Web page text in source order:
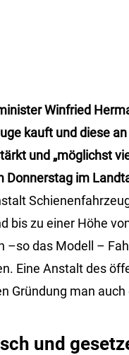
Winfried
kauft und diese
und „möglichst
Donnerstag im
bis zu einer Höhe
–so das Modell –
Eine Anstalt des
Gründung man
und